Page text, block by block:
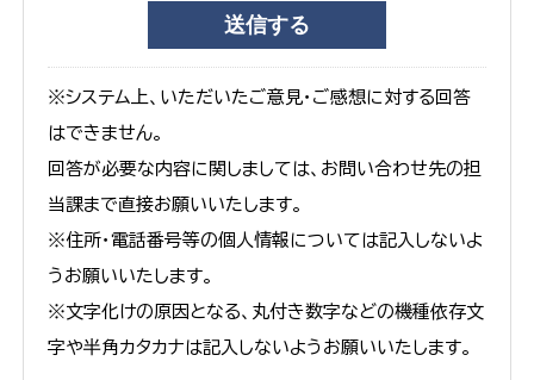
※システム上、いただいたご意見・ご感想に対する回答
はできません。
回答が必要な内容に関しましては、お問い合わせ先の担
当課まで直接お願いいたします。
※住所・電話番号等の個人情報については記入しないよ
うお願いいたします。
※文字化けの原因となる、丸付き数字などの機種依存文
字や半角カタカナは記入しないようお願いいたします。